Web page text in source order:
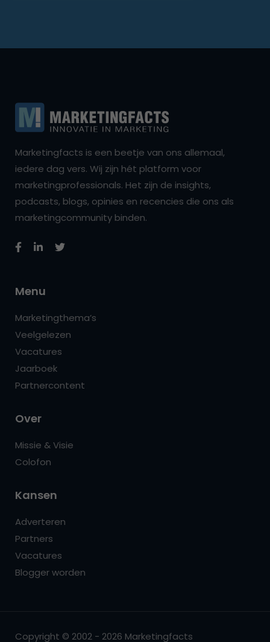
Marketingfacts is een beetje van ons allemaal,
iedere dag vers. Wij zijn hét platform voor
marketingprofessionals. Het zijn de insights,
podcasts, blogs, opinies en recencies die ons als
marketingcommunity binden.
Menu
Marketingthema’s
Veelgelezen
Vacatures
Jaarboek
Partnercontent
Over
Missie & Visie
Colofon
Kansen
Adverteren
Partners
Vacatures
Blogger worden
Copyright © 2002 - 2026 Marketingfacts